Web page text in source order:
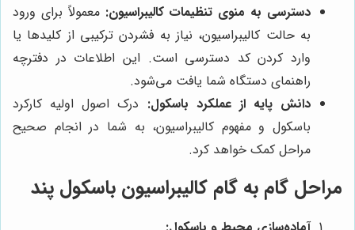
دسترسی به منوی تنظیمات کالیبراسیون: معمولاً برای ورود
به حالت کالیبراسیون، نیاز به فشردن ترکیبی از کلیدها یا
وارد کردن کد دسترسی است. این اطلاعات در دفترچه
راهنمای دستگاه شما یافت می‌شود.
دانش پایه از عملکرد باسکول: درک اصول اولیه کارکرد
باسکول و مفهوم کالیبراسیون، به شما در انجام صحیح
مراحل کمک خواهد کرد.
مراحل گام به گام کالیبراسیون باسکول پند